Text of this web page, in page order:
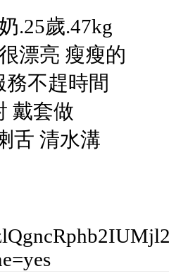
.25歲.47kg
漂亮 瘦瘦的
不趕時間
戴套做
舌 清水溝